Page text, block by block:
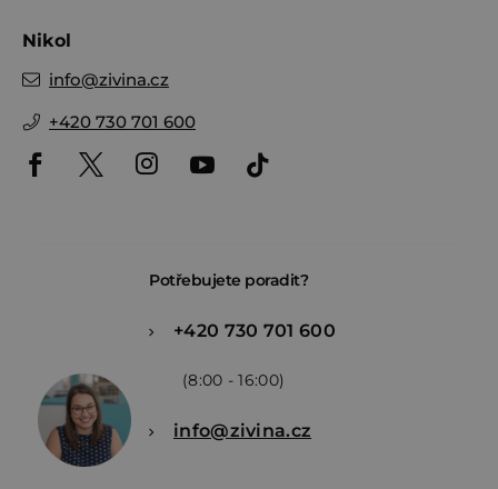
Nikol
info@zivina.cz
+420 730 701 600
Potřebujete poradit?
+420 730 701 600
(8:00 - 16:00)
info@zivina.cz